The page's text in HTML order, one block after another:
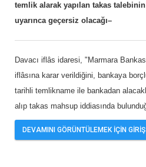
temlik alarak yapılan takas
uyarınca geçersiz olacağı–
Davacı iflâs idaresi, "Marmara
iflâsına karar verildiğini, bankaya
tarihli temlikname ile bankadan
alıp takas mahsup iddiasında
DEVAMINI GÖRÜNTÜLEMEK İÇİN